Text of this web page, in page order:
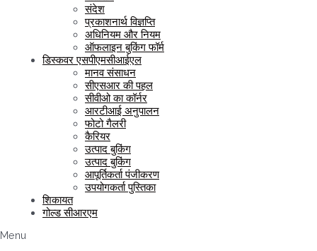
संदेश
प्रकाशनार्थ विज्ञप्ति
अधिनियम और नियम
ऑफलाइन बुकिंग फॉर्म
डिस्कवर एसपीएमसीआईएल
मानव संसाधन
सीएसआर की पहल
सीवीओ का कॉर्नर
आरटीआई अनुपालन
फोटो गैलरी
कैरियर
उत्पाद बुकिंग
उत्पाद बुकिंग
आपूर्तिकर्ता पंजीकरण
उपयोगकर्ता पुस्तिका
शिकायत
गोल्ड सीआरएम
Menu